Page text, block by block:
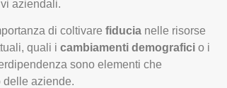
aziendali.
di coltivare fiducia nelle risorse
quali i cambiamenti demografici o i
sono elementi che
delle aziende.